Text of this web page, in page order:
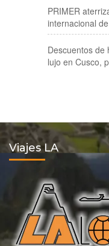
PRIMER
internacional
Descuentos de
lujo en Cusco,
Viajes LA